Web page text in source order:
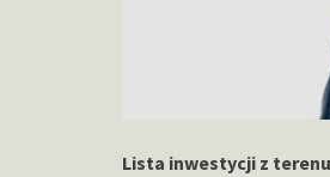
Lista inwestycji z